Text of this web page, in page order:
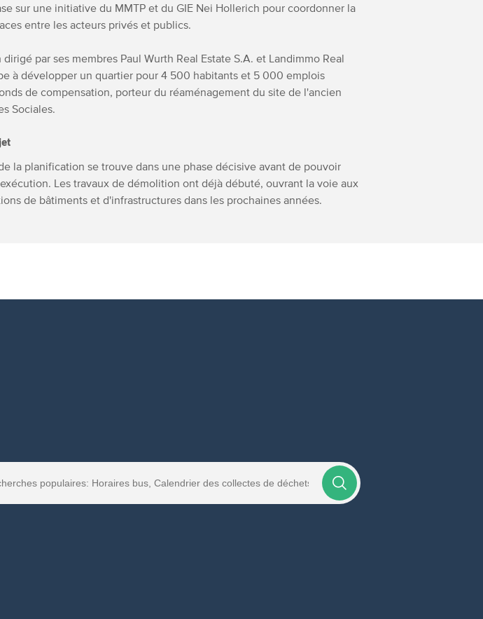
sur une initiative du MMTP et du GIE Nei Hollerich pour coordonner la
entre les acteurs privés et publics.
par ses membres Paul Wurth Real Estate S.A. et Landimmo Real
à développer un quartier pour 4 500 habitants et 5 000 emplois
de compensation, porteur du réaménagement du site de l'ancien
Sociales.
la planification se trouve dans une phase décisive avant de pouvoir
Les travaux de démolition ont déjà débuté, ouvrant la voie aux
de bâtiments et d'infrastructures dans les prochaines années.